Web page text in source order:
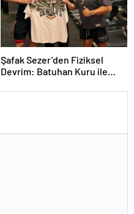
Şafak Sezer’den Fiziksel
Devrim: Batuhan Kuru ile